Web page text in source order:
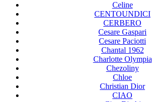
Celine
CENTOUNDICI
CERBERO
Cesare Gaspari
Cesare Paciotti
Chantal 1962
Charlotte Olympia
Chezoliny
Chloe
Christian Dior
CIAO